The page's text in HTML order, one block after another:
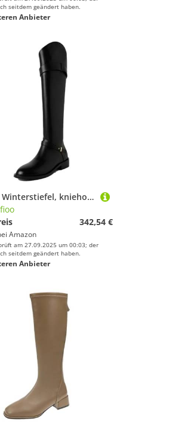
seitdem geändert haben.
Anbieter
Wjnvfioo Winterstiefel, kniehoch, kniehoch, echtes Leder, Gürtelschnalle, Bürostiefel
342,54 €
Amazon
am 27.09.2025 um 00:03; der
seitdem geändert haben.
Anbieter